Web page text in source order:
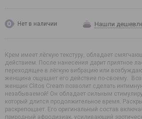
Нет в наличии Нашли
Крем имеет лёгкую текстуру, обладает
действием. После нанесения дарит приятное
переходящее в лёгкую вибрацию или
женщина ощущает его действие по-своему.
женщин Clitos Cream позволит сделать
незабываемой! Он обладает сильным
который длится продолжительное время.
раскрепощает. Его оригинальный состав
природный афродизиак, усиливающий